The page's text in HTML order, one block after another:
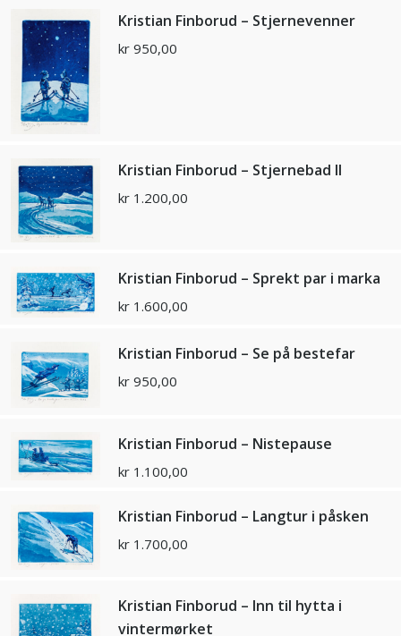
Kristian Finborud – Stjernevenner
kr 950,00
Kristian Finborud – Stjernebad ll
kr 1.200,00
Kristian Finborud – Sprekt par i marka
kr 1.600,00
Kristian Finborud – Se på bestefar
kr 950,00
Kristian Finborud – Nistepause
kr 1.100,00
Kristian Finborud – Langtur i påsken
kr 1.700,00
Kristian Finborud – Inn til hytta i
vintermørket